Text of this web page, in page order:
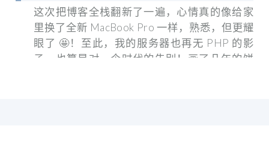
这次把博客全栈翻新了一遍，心情真的像给家
里换了全新 MacBook Pro 一样，熟悉，但更耀
眼了 🤩！至此，我的服务器也再无 PHP 的影
子，也算是对一个时代的告别！画了几年的饼